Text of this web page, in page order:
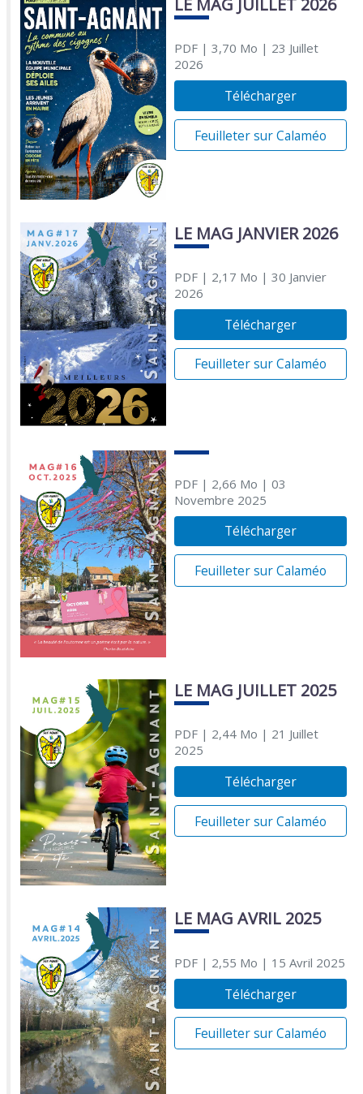
LE MAG JUILLET 2026
PDF| 3,70 Mo | 23 Juillet
2026
Télécharger
Feuilleter sur Calaméo
LE MAG JANVIER 2026
PDF| 2,17 Mo | 30 Janvier
2026
Télécharger
Feuilleter sur Calaméo
PDF| 2,66 Mo | 03
Novembre 2025
Télécharger
Feuilleter sur Calaméo
LE MAG JUILLET 2025
PDF| 2,44 Mo | 21 Juillet
2025
Télécharger
Feuilleter sur Calaméo
LE MAG AVRIL 2025
PDF| 2,55 Mo | 15 Avril 2025
Télécharger
Feuilleter sur Calaméo